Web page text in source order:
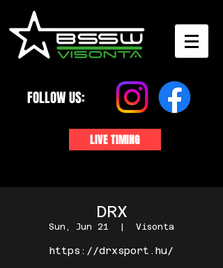
FOLLOW US:
LIVE TIMING
DRX
Sun, Jun 21 Visonta
https://drxsport.hu/